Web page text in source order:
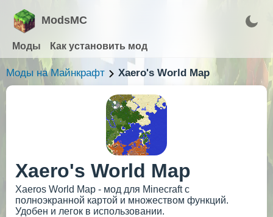
ModsMC
Моды Как установить мод
Моды на Майнкрафт Xaero's World Map
Xaero's World Map
Xaeros World Map - мод для Minecraft с
полноэкранной картой и множеством функций.
Удобен и легок в использовании.